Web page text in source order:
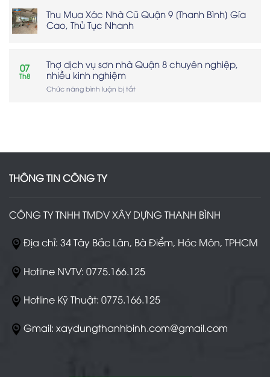
Báo
Thu Mua Xác Nhà Cũ Quận 9 [Thanh Bình] Gía
Cao, Thủ Tục Nhanh
07
Th8
Thợ dịch vụ sơn nhà Quận 8 chuyên nghiệp,
nhiều kinh nghiệm
Chức năng bình luận bị tắtở
THÔNG TIN CÔNG TY
CÔNG TY TNHH TMDV XÂY DỰNG THANH BÌNH
Địa chỉ: 34 Tây Bắc Lân, Bà Điểm, Hóc Môn, TPHCM
Hotline NVTV: 0775.166.125
Hotline Kỹ Thuật: 0775.166.125
Gmail: xaydungthanhbinh.com@gmail.com